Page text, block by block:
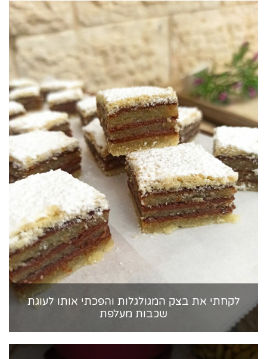
לקחתי את בצק המגולגלות והפכתי אותו לעוגת
שכבות מעלפת